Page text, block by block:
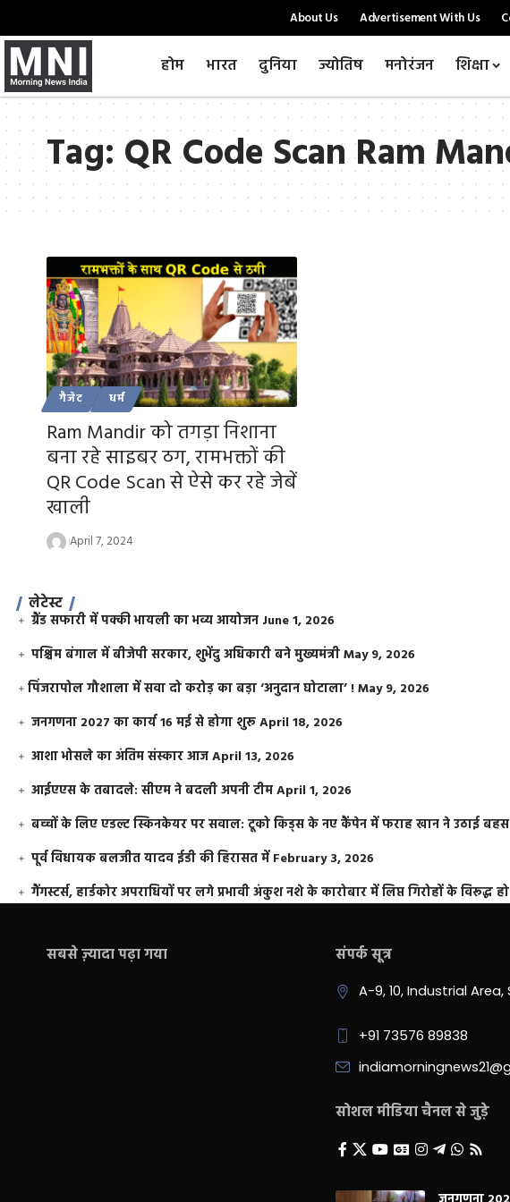
About Us Advertisement With Us
होम भारत दुनिया ज्योतिष मनोरंजन शिक्षा
Tag:QR Code Scan Ram
गैजेट धर्म
Ram Mandir को तगड़ा निशाना
बना रहे साइबर ठग, रामभक्तों की
QR Code Scan से ऐसे कर रहे जेबें
खाली
April 7, 2024
लेटेस्ट
ग्रैंड सफारी में पक्की भायली का भव्य आयोजन June 1, 2026
पश्चिम बंगाल में बीजेपी सरकार, शुभेंदु अधिकारी बने मुख्यमंत्रीMay 9, 2026
​पिंजरापोल गौशाला में सवा दो करोड़ का बड़ा ‘अनुदान घोटाला’ !May 9, 2026
जनगणना 2027 का कार्य 16 मई से होगा शुरूApril 18, 2026
आशा भोसले का अंतिम संस्कार आजApril 13, 2026
आईएएस के तबादले: सीएम ने बदली अपनी टीमApril 1, 2026
बच्चों के लिए एडल्ट स्किनकेयर पर सवाल: टूको किड्स के नए कैंपेन में फराह खान ने उठाई बहस
पूर्व विधायक बलजीत यादव ईडी की हिरासत में February 3, 2026
गैंगस्टर्स, हार्डकोर अपराधियों पर लगे प्रभावी अंकुश नशे के कारोबार में लिप्त गिरोहों के विरूद्ध
सबसे ज़्यादा पढ़ा गया संपर्क सूत्र
A-9, 10, Industrial
+91 73576 89838
सोशल मीडिया चैनल से जुड़े